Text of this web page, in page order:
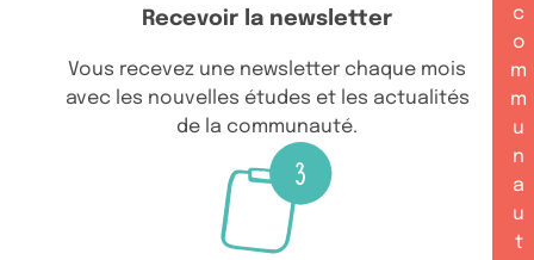
Recevoir la newsletter
Vous recevez une newsletter chaque mois
avec les nouvelles études et les actualités
de la communauté.
c
o
m
m
u
n
a
u
t